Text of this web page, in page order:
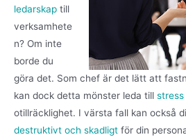
ledarskap till
verksamhete
n? Om inte
borde du
göra det. Som chef är det lätt att
kan dock detta mönster leda till stress
otillräcklighet. I värsta fall kan också
destruktivt och skadligt för din